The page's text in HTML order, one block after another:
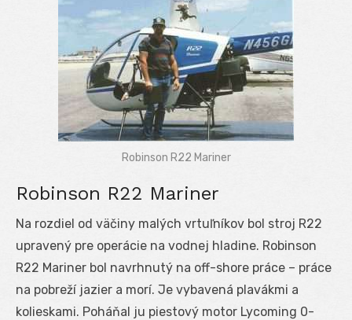
Robinson R22 Mariner
Robinson R22 Mariner
Na rozdiel od väčiny malých vrtuľníkov bol stroj R22
upravený pre operácie na vodnej hladine. Robinson
R22 Mariner bol navrhnutý na off-shore práce – práce
na pobreží jazier a morí. Je vybavená plavákmi a
kolieskami. Poháňal ju piestový motor Lycoming 0-